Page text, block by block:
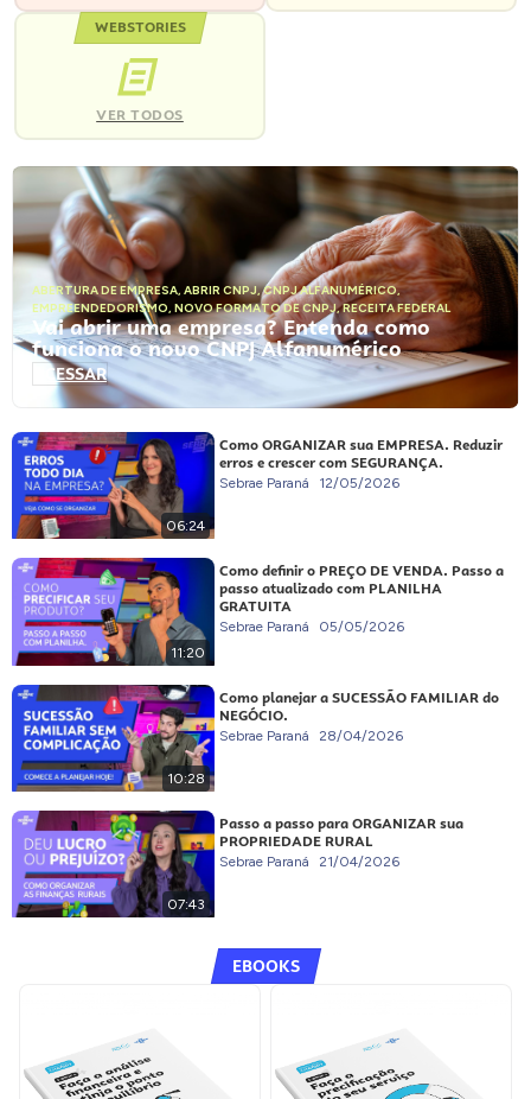
WEBSTORIES
VER TODOS
ABERTURA DE EMPRESA, ABRIR CNPJ,CNPJ ALFANUMÉRICO,
EMPREENDEDORISMO, NOVO FORMATO DE CNPJ,RECEITA FEDERAL
Vai abrir uma empresa? Entenda como
funciona o novo CNPJ Alfanumérico
ACESSAR
06:24
Como ORGANIZAR sua EMPRESA. Reduzir
erros e crescer com SEGURANÇA.
Sebrae Paraná 12/05/2026
11:20
Como definir o PREÇO DE VENDA. Passo a
passo atualizado com PLANILHA
GRATUITA
Sebrae Paraná 05/05/2026
10:28
Como planejar a SUCESSÃO FAMILIAR do
NEGÓCIO.
Sebrae Paraná 28/04/2026
07:43
Passo a passo para ORGANIZAR sua
PROPRIEDADE RURAL
Sebrae Paraná 21/04/2026
EBOOKS